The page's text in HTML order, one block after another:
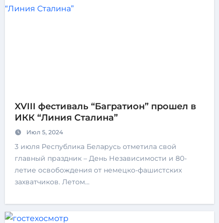
XVIII фестиваль “Багратион” прошел в
ИКК “Линия Сталина”
Июл 5, 2024
3 июля Республика Беларусь отметила свой
главный праздник – День Независимости и 80-
летие освобождения от немецко-фашистских
захватчиков. Летом…